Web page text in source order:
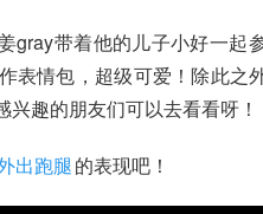
gray带着他的儿子小好一起
表情包，超级可爱！除此之
趣的朋友们可以去看看呀！
出跑腿的表现吧！